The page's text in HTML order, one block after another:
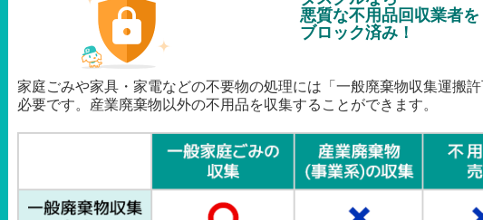
悪質な不用品回収業者を
ブロック済み！
家庭ごみや家具・家電などの不要物の処理には「一般廃棄物収集運搬
必要です。産業廃棄物以外の不用品を収集することができます。